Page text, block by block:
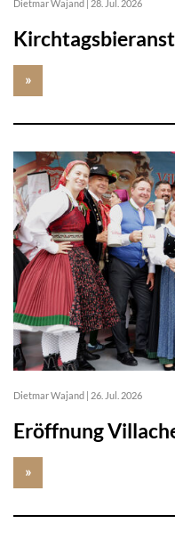
Dietmar Wajand 28. Jul. 2026
»
Dietmar Wajand | 26. Jul. 2026
Eröffnung
»